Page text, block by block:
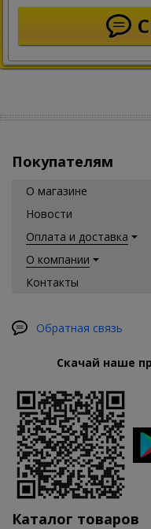
Покупателям
О магазине
Новости
Оплата и доставка
О компании
Контакты
Обратная связь
Скачай наше
Каталог товаров